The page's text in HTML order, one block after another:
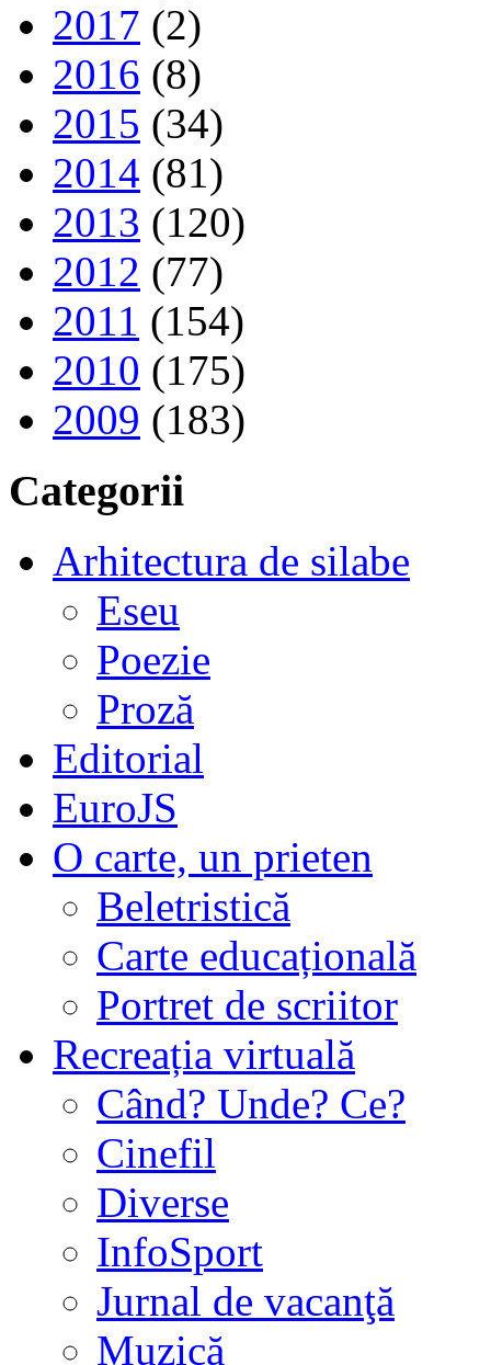
2017 (2)
2016 (8)
2015 (34)
2014 (81)
2013 (120)
2012 (77)
2011 (154)
2010 (175)
2009 (183)
Categorii
Arhitectura de silabe
Eseu
Poezie
Proză
Editorial
EuroJS
O carte, un prieten
Beletristică
Carte educațională
Portret de scriitor
Recreația virtuală
Când? Unde? Ce?
Cinefil
Diverse
InfoSport
Jurnal de vacanţă
Muzică